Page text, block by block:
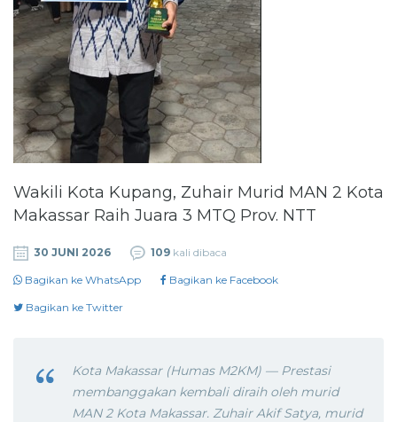
Wakili Kota Kupang, Zuhair Murid MAN 2 Kota
Makassar Raih Juara 3 MTQ Prov. NTT
30 JUNI 2026 109 kali dibaca
Bagikan ke WhatsApp Bagikan ke Facebook
Bagikan ke Twitter
Kota Makassar (Humas M2KM) — Prestasi
membanggakan kembali diraih oleh murid
MAN 2 Kota Makassar. Zuhair Akif Satya, murid